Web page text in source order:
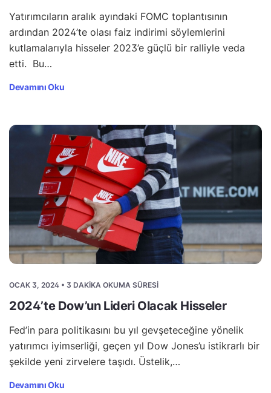
Yatırımcıların aralık ayındaki FOMC toplantısının
ardından 2024’te olası faiz indirimi söylemlerini
kutlamalarıyla hisseler 2023’e güçlü bir ralliyle veda
etti. Bu…
Devamını Oku
OCAK 3, 2024 • 3 DAKIKA OKUMA SÜRESI
2024’te Dow’un Lideri Olacak Hisseler
Fed’in para politikasını bu yıl gevşeteceğine yönelik
yatırımcı iyimserliği, geçen yıl Dow Jones’u istikrarlı bir
şekilde yeni zirvelere taşıdı. Üstelik,…
Devamını Oku